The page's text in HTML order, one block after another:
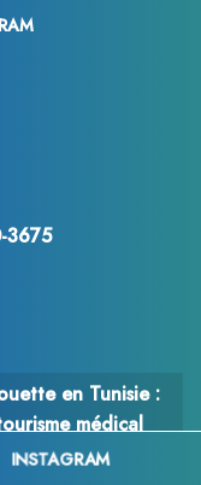
3675
en Tunisie :
médical
INSTAGRAM